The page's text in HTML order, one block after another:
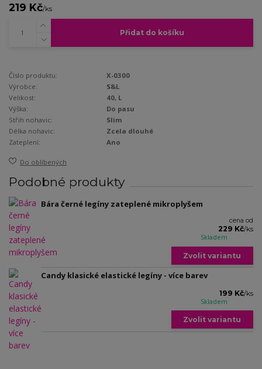
219 Kč/ks
Přidat do košíku
Číslo produktu:
X-0300
Výrobce:
S&L
Velikost:
40, L
Výška:
Do pasu
Střih nohavic:
Slim
Délka nohavic:
Zcela dlouhé
Zateplení:
Ano
Do oblíbených
Podobné produkty
Bára černé legíny zateplené mikroplyšem
cena od
229 Kč/ks
Skladem
Zvolit variantu
Candy klasické elastické legíny - více barev
199 Kč/ks
Skladem
Zvolit variantu